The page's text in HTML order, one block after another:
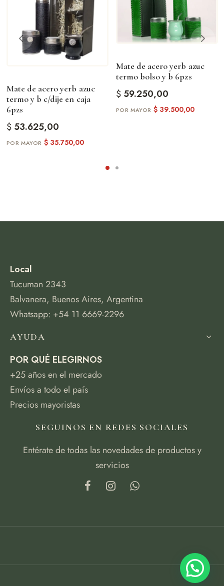
Mate de acero yerb azuc
termo y b c/dije en caja
6pzs
$53.625,00
$35.750,00
Mate de acero yerb azuc
termo bolso y b 6pzs
$59.250,00
$39.500,00
Local
Tucuman 2343
Balvanera, Buenos Aires, Argentina
Whatsapp: +54 11 6669-2296
AYUDA
POR QUÉ ELEGIRNOS
+25 años en el mercado
Envíos a todo el país
Precios mayoristas
SEGUINOS EN REDES SOCIALES
Entérate de todas las novedades de productos y
servicios